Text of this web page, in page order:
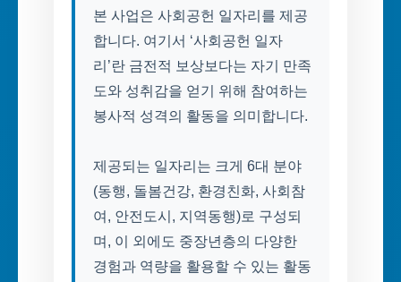
본 사업은 사회공헌 일자리를 제공
합니다. 여기서 ‘사회공헌 일자
리’란 금전적 보상보다는 자기 만족
도와 성취감을 얻기 위해 참여하는
봉사적 성격의 활동을 의미합니다.
제공되는 일자리는 크게 6대 분야
(동행, 돌봄건강, 환경친화, 사회참
여, 안전도시, 지역동행)로 구성되
며, 이 외에도 중장년층의 다양한
경험과 역량을 활용할 수 있는 활동